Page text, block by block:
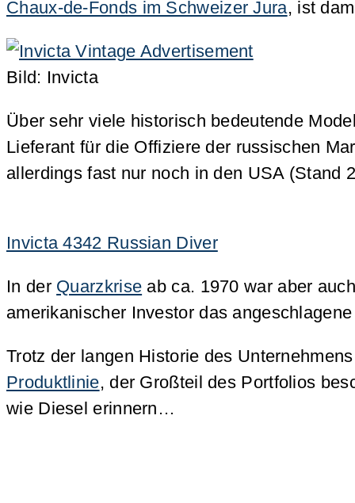
Chaux-de-Fonds im Schweizer Jura, ist
Bild: Invicta
Über sehr viele historisch bedeutende
Lieferant für die Offiziere der russischen
allerdings fast nur noch in den USA (Stand
Invicta 4342 Russian Diver
In der Quarzkrise ab ca. 1970 war aber
amerikanischer Investor das
Trotz der langen Historie des
Produktlinie, der Großteil des Portfolios
wie Diesel erinnern…